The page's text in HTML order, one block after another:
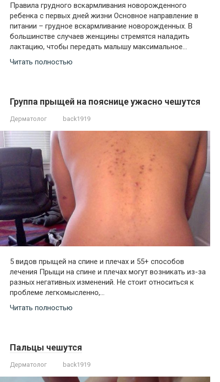
Правила грудного вскармливания новорожденного
ребенка с первых дней жизни Основное направление в
питании – грудное вскармливание новорожденных. В
большинстве случаев женщины стремятся наладить
лактацию, чтобы передать малышу максимальное…
Читать полностью
Группа прыщей на пояснице ужасно чешутся
Дерматолог back1919
5 видов прыщей на спине и плечах и 55+ способов
лечения Прыщи на спине и плечах могут возникать из-за
разных негативных изменений. Не стоит относиться к
проблеме легкомысленно,…
Читать полностью
Пальцы чешутся
Дерматолог back1919